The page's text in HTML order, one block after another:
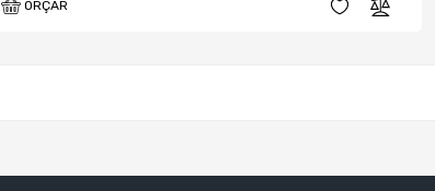
ORÇAR